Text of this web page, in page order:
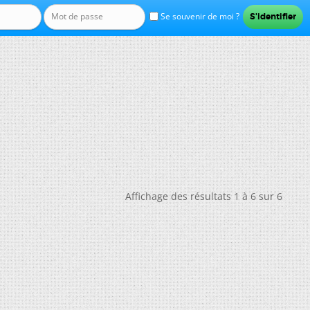
Se souvenir de moi ?
Affichage des résultats 1 à 6 sur 6